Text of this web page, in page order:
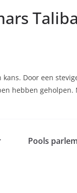
Door een
hebben
Pools